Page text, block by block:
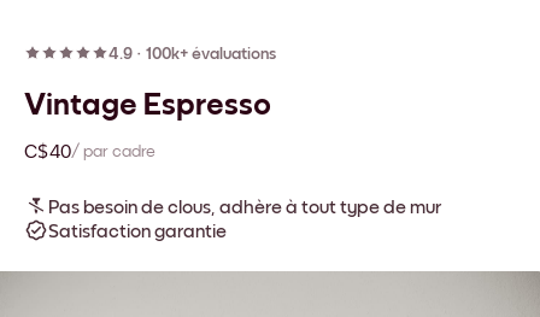
4.9 · 100k+ évaluations
Vintage Espresso
C$40/ par cadre
Pas besoin de clous, adhère à tout type de mur
Satisfaction garantie